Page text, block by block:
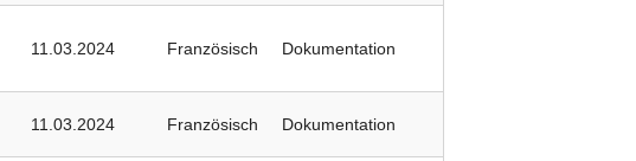
11.03.2024 Französisch Dokumentation
11.03.2024 Französisch Dokumentation